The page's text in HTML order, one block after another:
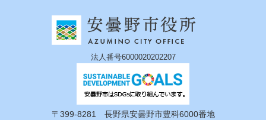
法人番号6000020202207
〒399-8281 長野県安曇野市豊科6000番地